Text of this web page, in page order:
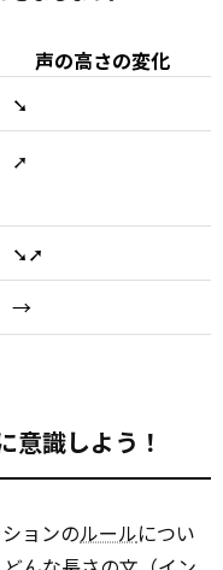
声の高さの変化
➘
➚
➘➚
→
意識しよう！
ョンのルールについ